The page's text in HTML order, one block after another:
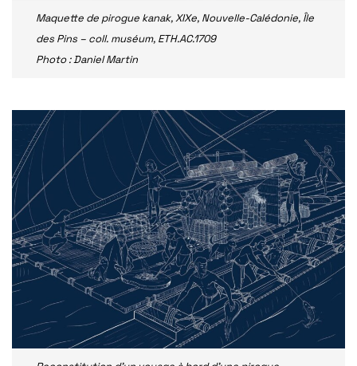
Maquette de pirogue kanak, XIXe, Nouvelle-Calédonie, Île
des Pins – coll. muséum, ETH.AC.1709
Photo : Daniel Martin